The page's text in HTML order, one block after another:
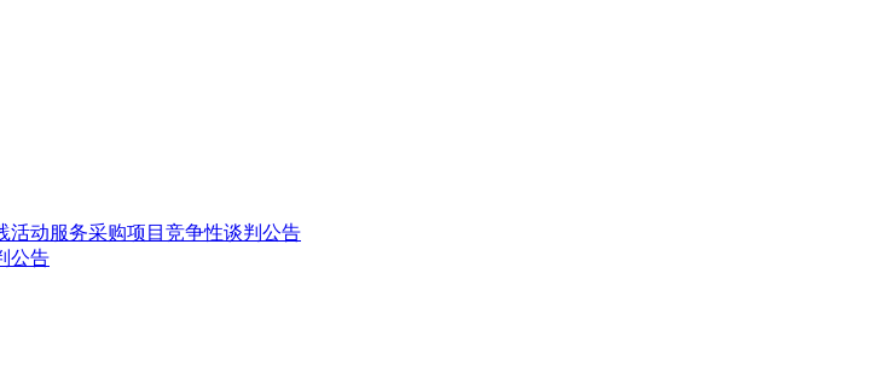
活动服务采购项目竞争性谈判公告
公告